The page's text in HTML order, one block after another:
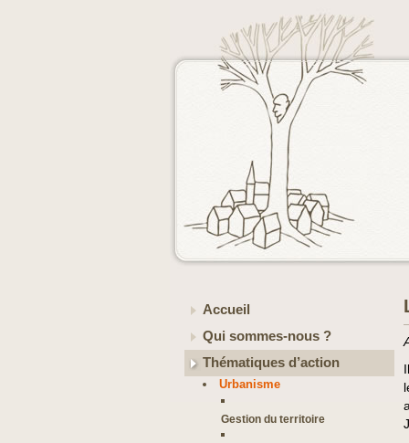
Accueil
Qui sommes-nous ?
Thématiques d’action
Urbanisme
Gestion du territoire